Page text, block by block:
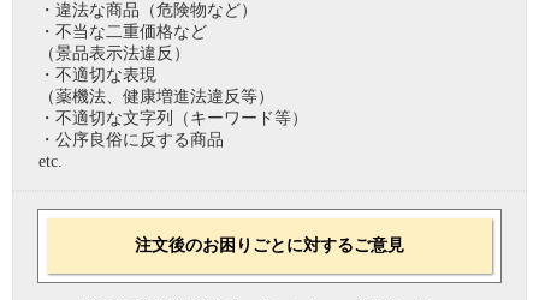
・違法な商品（危険物など）
・不当な二重価格など
（景品表示法違反）
・不適切な表現
（薬機法、健康増進法違反等）
・不適切な文字列（キーワード等）
・公序良俗に反する商品
etc.
注文後のお困りごとに対するご意見